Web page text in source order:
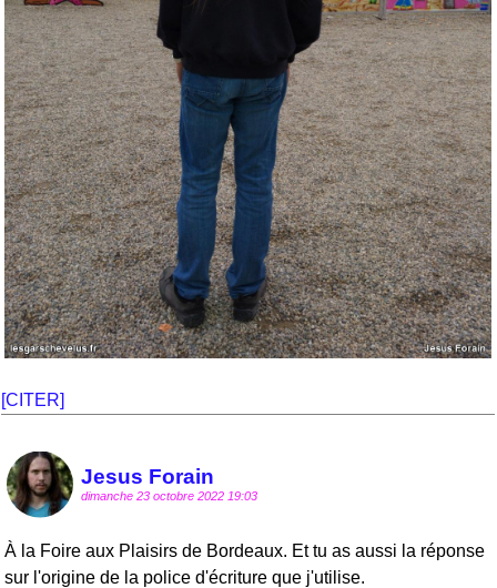
[CITER]
Jesus Forain
dimanche 23 octobre 2022 19:03
À la Foire aux Plaisirs de Bordeaux. Et tu as aussi la réponse
sur l'origine de la police d'écriture que j'utilise.